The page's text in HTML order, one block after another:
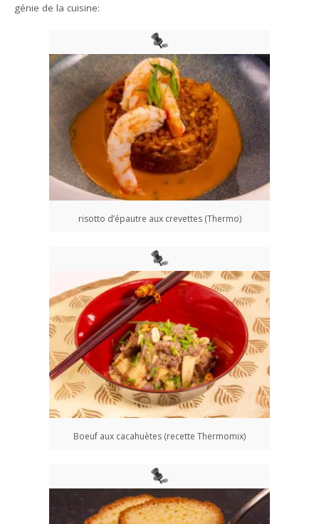
génie de la cuisine:
risotto d’épautre aux crevettes (Thermo)
Boeuf aux cacahuètes (recette Thermomix)